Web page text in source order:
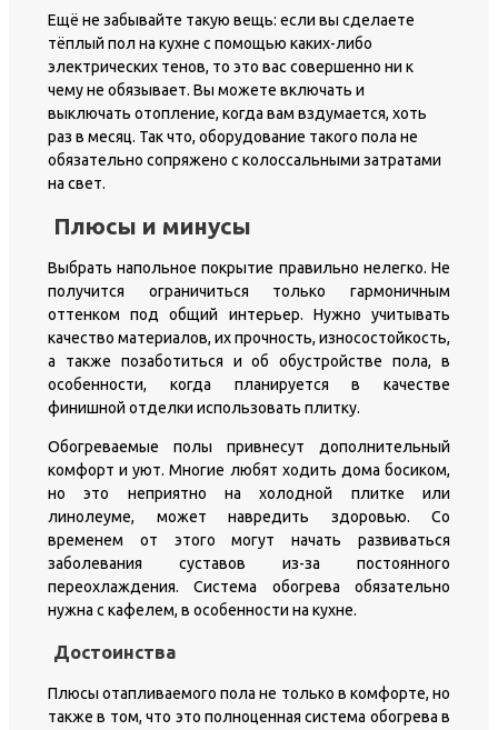
Ещё не забывайте такую вещь: если вы сделаете
тёплый пол на кухне с помощью каких-либо
электрических тенов, то это вас совершенно ни к
чему не обязывает. Вы можете включать и
выключать отопление, когда вам вздумается, хоть
раз в месяц. Так что, оборудование такого пола не
обязательно сопряжено с колоссальными затратами
на свет.
Плюсы и минусы
Выбрать напольное покрытие правильно нелегко. Не
получится ограничиться только гармоничным
оттенком под общий интерьер. Нужно учитывать
качество материалов, их прочность, износостойкость,
а также позаботиться и об обустройстве пола, в
особенности, когда планируется в качестве
финишной отделки использовать плитку.
Обогреваемые полы привнесут дополнительный
комфорт и уют. Многие любят ходить дома босиком,
но это неприятно на холодной плитке или
линолеуме, может навредить здоровью. Со
временем от этого могут начать развиваться
заболевания суставов из-за постоянного
переохлаждения. Система обогрева обязательно
нужна с кафелем, в особенности на кухне.
Достоинства
Плюсы отапливаемого пола не только в комфорте, но
также в том, что это полноценная система обогрева в